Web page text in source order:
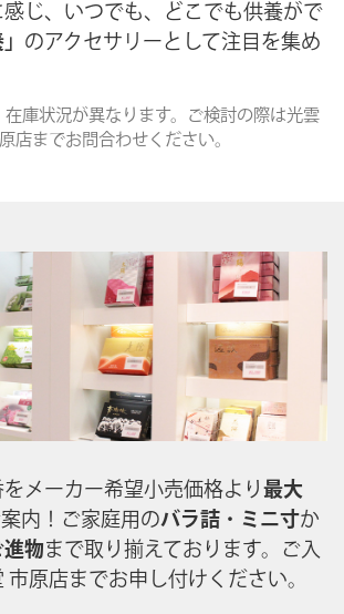
じ、いつでも、どこでも供養がで
のアクセサリーとして注目を集め
在庫状況が異なります。ご検討の際は光雲
店までお問合わせください。
メーカー希望小売価格より 最大
内！ご家庭用のバラ詰 ・ ミニ寸か
進物まで取り揃えております。ご入
市原店までお申し付けください。